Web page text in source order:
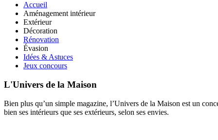
Accueil
Aménagement intérieur
Extérieur
Décoration
Rénovation
Évasion
Idées & Astuces
Jeux concours
L'Univers de la Maison
Bien plus qu’un simple magazine, l’Univers de la Maison est un
bien ses intérieurs que ses extérieurs, selon ses envies.